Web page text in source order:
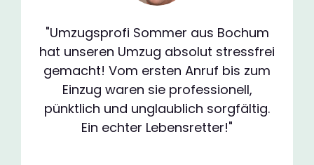
"Umzugsprofi Sommer aus Bochum
hat unseren Umzug absolut stressfrei
gemacht! Vom ersten Anruf bis zum
Einzug waren sie professionell,
pünktlich und unglaublich sorgfältig.
Ein echter Lebensretter!"